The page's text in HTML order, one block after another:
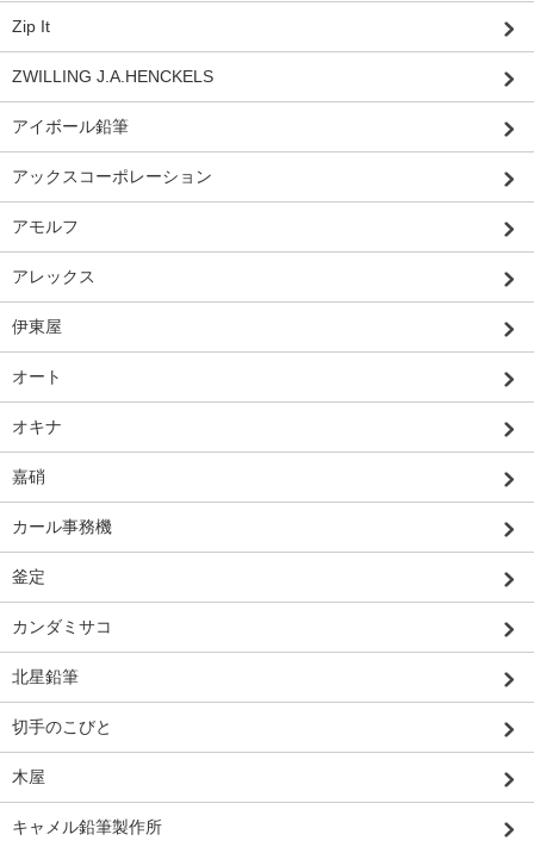
Zip It
ZWILLING J.A.HENCKELS
アイボール鉛筆
アックスコーポレーション
アモルフ
アレックス
伊東屋
オート
オキナ
嘉硝
カール事務機
釜定
カンダミサコ
北星鉛筆
切手のこびと
木屋
キャメル鉛筆製作所